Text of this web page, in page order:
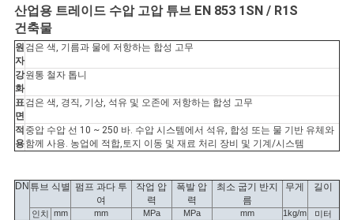
요
청
하
다
식
산업용 트레이드 수압 고압 튜브 EN 853 1SN / R1S
건축물
원
자
검은 색, 기름과 물에 저항하는 합성 고무
강
화
원통 철자 톱니
표
면
검은 색, 경직, 기상, 석유 및 오존에 저항하는 합성 고무
적
용
중압 수압 선 10 ~ 250 바. 수압 시스템에서 석유, 합성 또는 물 기반 유체와
함께 사용. 농업에 적합,토지 이동 및 재료 처리 장비 및 기계/시스템
DN 튜브 식별 펌프 과다 투
여
작업 압
력
폭발 압
력
최소 굽기 반지
름
무게 길이
인치 mm mm MPa MPa mm 1kg/m 미터